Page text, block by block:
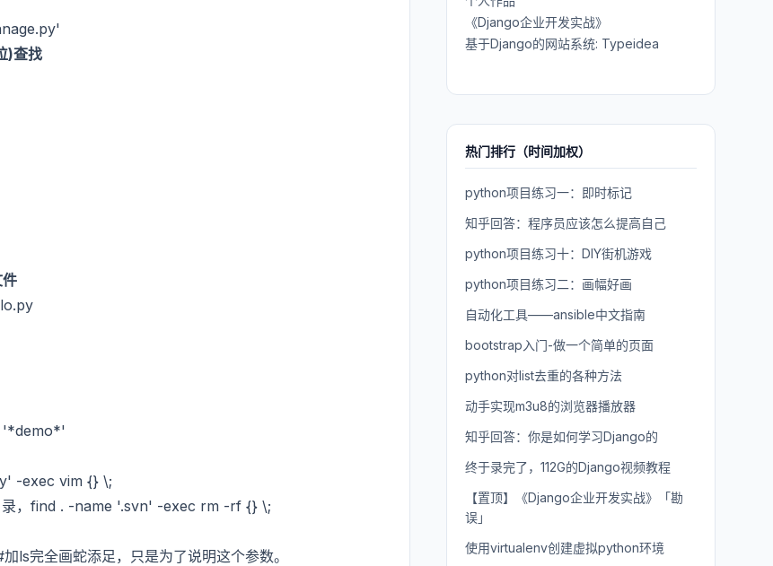
)查找
'*demo*'
-exec vim {} \;
录，find . -name '.svn' -exec rm -rf {} \;
ls完全画蛇添足，只是为了说明这个参数。
《Django企业开发实战》
基于Django的网站系统: Typeidea
热门排行（时间加权）
python项目练习一：即时标记
知乎回答：程序员应该怎么提高自己
python项目练习十：DIY街机游戏
python项目练习二：画幅好画
自动化工具——ansible中文指南
bootstrap入门-做一个简单的页面
python对list去重的各种方法
动手实现m3u8的浏览器播放器
知乎回答：你是如何学习Django的
终于录完了，112G的Django视频教程
【置顶】《Django企业开发实战》「勘
误」
使用virtualenv创建虚拟python环境